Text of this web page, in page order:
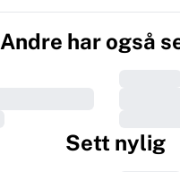
Andre har også
Sett nylig